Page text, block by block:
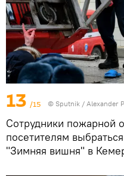
13 /15 © Sputnik / Alexander
Сотрудники
посетителям
"Зимняя вишня" в